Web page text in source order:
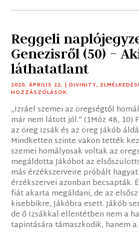
Reggeli
Genezisről (50) –
láthatatlant
2020. ÁPRILIS 22. |DIVINITY,
HOZZÁSZÓLÁSOK
„Izráel szemei az öregségtől
már nem látott jól.” (1Móz 48, 10)
az öreg Izsák és az öreg Jákób
Mindketten szinte vakon tették
szemei homályosak voltak az
megáldotta Jákóbot az
más érzékszerveire próbált
érzékszervei azonban becsapták.
fiát akarta megáldani, de az
kisebbikre, Jákóbra esett. Jákób
de ő Izsákkal ellentétben nem a
tapintására támaszkodik, hanem